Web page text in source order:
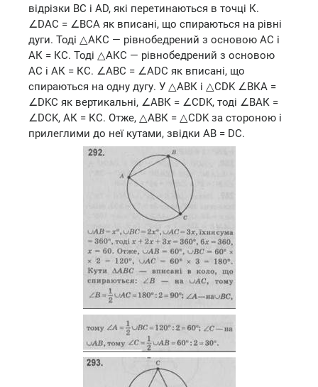
відрізки ВС і AD, які перетинаються в точці К.
∠DAC = ∠ВСА як вписані, що спираються на рівні
дуги. Тоді △АКС — рівнобедрений з основою АС і
АК = КС. Тоді △АКС — рівнобедрений з основою
АС і АК = КС. ∠АВС = ∠ADC як вписані, що
спираються на одну дугу. У △АВК і △CDK ∠ВКА =
∠DKC як вертикальні, ∠АВК = ∠CDK, тоді ∠ВАК =
∠DCK, АК = КС. Отже, △АВК = △CDK за стороною і
прилеглими до неї кутами, звідки AB = DC.